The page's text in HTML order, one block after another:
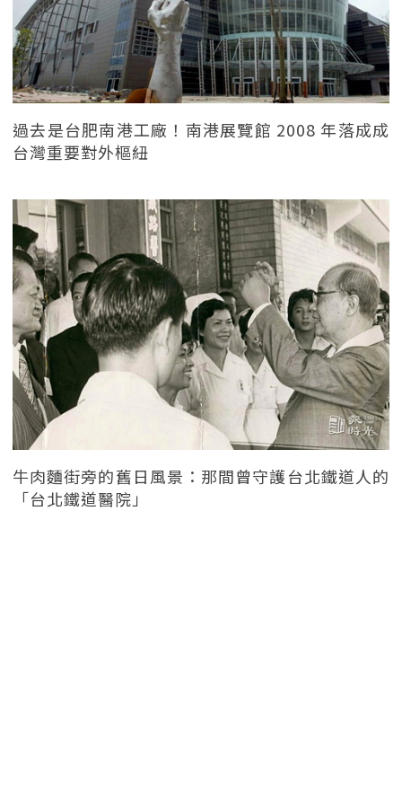
過去是台肥南港工廠！南港展覽館 2008 年落成成
台灣重要對外樞紐
牛肉麵街旁的舊日風景：那間曾守護台北鐵道人的
「台北鐵道醫院」